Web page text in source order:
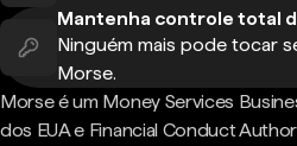
Mantenha controle total
Ninguém mais pode tocar
Morse.
Morse é um Money Services
dos EUA e Financial Conduct